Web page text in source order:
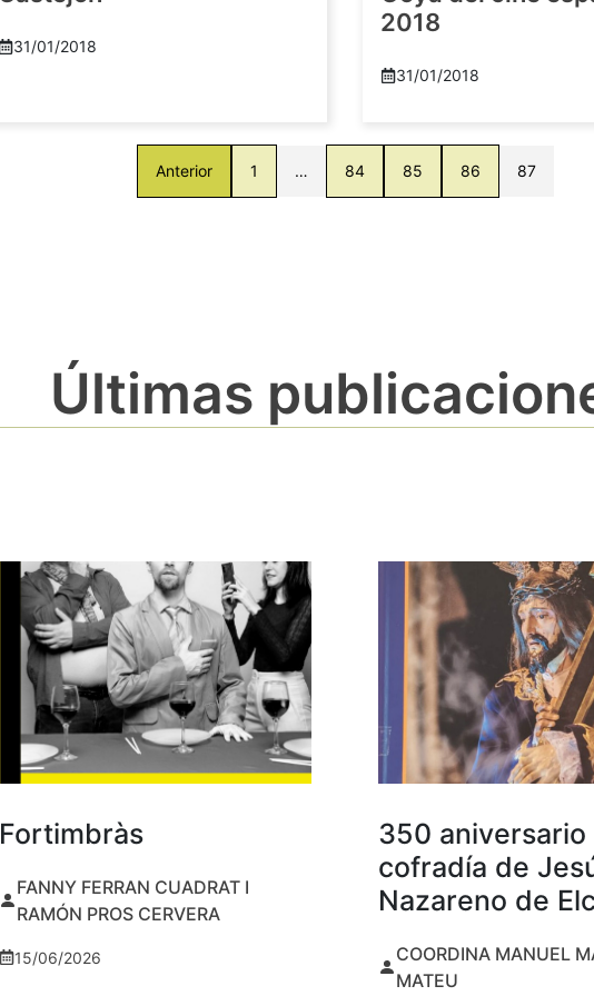
31/01/2018
2018
31/01/2018
Anterior 1 … 84 85 86 87
Últimas
Fortimbràs
FANNY FERRAN CUADRAT I
RAMÓN PROS CERVERA
15/06/2026
350 aniversario
cofradía de
Nazareno de
COORDINA MANUEL
MATEU